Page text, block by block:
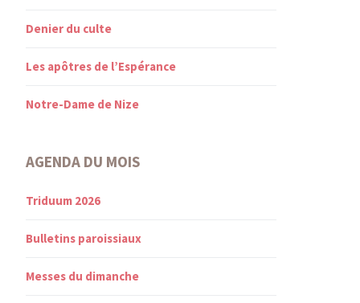
Denier du culte
Les apôtres de l’Espérance
Notre-Dame de Nize
AGENDA DU MOIS
Triduum 2026
Bulletins paroissiaux
Messes du dimanche